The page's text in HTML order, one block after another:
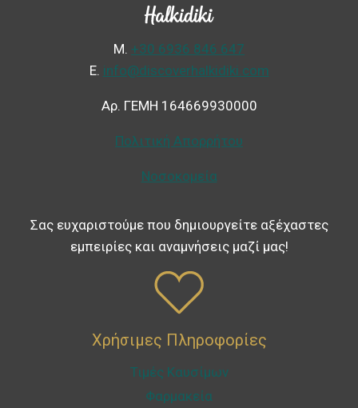
Μ. +30 6936 846 647
Ε. info@discoverhalkidiki.com
Αρ. ΓΕΜΗ 164669930000
Πολιτική Απορρήτου
Νοσοκομεία
Σας ευχαριστούμε που δημιουργείτε αξέχαστες
εμπειρίες και αναμνήσεις μαζί μας!
Χρήσιμες Πληροφορίες
Τιμές Καυσίμων
Φαρμακεία